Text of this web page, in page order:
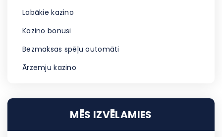
Labākie kazino
Kazino bonusi
Bezmaksas spēļu automāti
Ārzemju kazino
MĒS IZVĒLAMIES